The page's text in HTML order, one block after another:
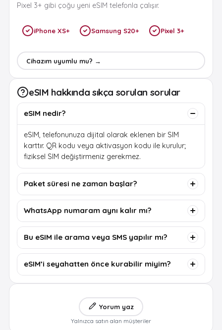
Pixel 3+ gibi çoğu yeni eSIM telefonla çalışır.
iPhone XS+ Samsung S20+ Pixel 3+
Cihazım uyumlu mu? →
eSIM hakkında sıkça sorulan sorular
eSIM nedir?
eSIM, telefonunuza dijital olarak eklenen bir SIM
karttır. QR kodu veya aktivasyon kodu ile kurulur;
fiziksel SIM değiştirmeniz gerekmez.
Paket süresi ne zaman başlar?
WhatsApp numaram aynı kalır mı?
Bu eSIM ile arama veya SMS yapılır mı?
eSIM’i seyahatten önce kurabilir miyim?
Yorum yaz
Yalnızca satın alan müşteriler